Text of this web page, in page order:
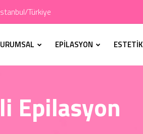
Türkiye
EPİLASYON ESTETİK
Epilasyon